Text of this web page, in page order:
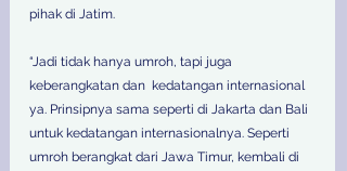
pihak di Jatim.
“Jadi tidak hanya umroh, tapi juga
keberangkatan dan  kedatangan internasional
ya. Prinsipnya sama seperti di Jakarta dan Bali
untuk kedatangan internasionalnya. Seperti
umroh berangkat dari Jawa Timur, kembali di